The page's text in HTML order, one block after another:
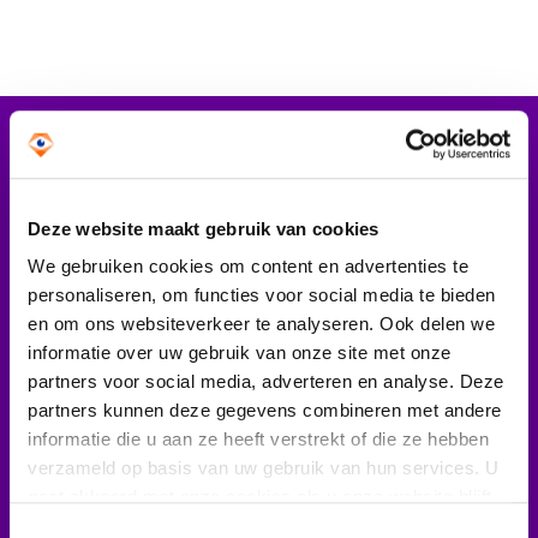
Deze website maakt gebruik van cookies
We gebruiken cookies om content en advertenties te
personaliseren, om functies voor social media te bieden
en om ons websiteverkeer te analyseren. Ook delen we
informatie over uw gebruik van onze site met onze
partners voor social media, adverteren en analyse. Deze
partners kunnen deze gegevens combineren met andere
informatie die u aan ze heeft verstrekt of die ze hebben
verzameld op basis van uw gebruik van hun services. U
Data & Onderzoek
Betrouwbare data over goede doelen
CBF-publicaties
State of the Sector
Het Nederlandse Donateurspanel
Contact & Signalen
Check keurmerk goede doelen
Vergelijkbare artikelen
30 maart 2023
De man/vrouw-
verhouding bij
Erkende Goede
Doelen; wat
vertellen de
08
De rol
CBF bij
&
Doelen